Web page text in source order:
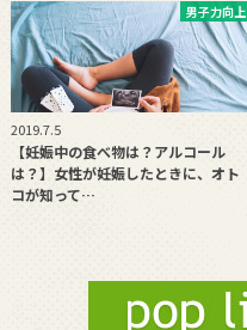
男子力向上
2019.7.5
【妊娠中の食べ物は？アルコール
は？】女性が妊娠したときに、オト
コが知って…